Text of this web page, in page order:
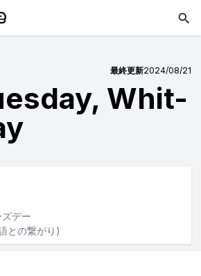
最終更新2024/08/21
Whit-
デー
との繋がり)